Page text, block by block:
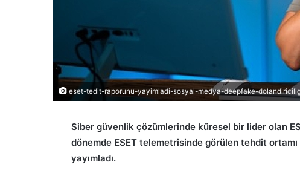
eset-tedit-raporunu-yayimladi-sosyal-medya-deepfake-
Siber güvenlik çözümlerinde küresel bir lider olan
dönemde ESET telemetrisinde görülen tehdit
yayımladı.